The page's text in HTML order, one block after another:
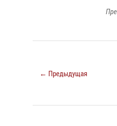
← Предыдущая